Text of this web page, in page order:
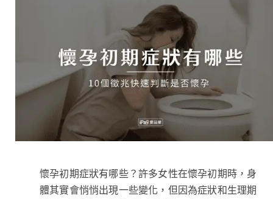
懷孕初期症狀有哪些？許多女性在懷孕初期時，身
體其實會悄悄出現一些變化，但因為症狀和生理期